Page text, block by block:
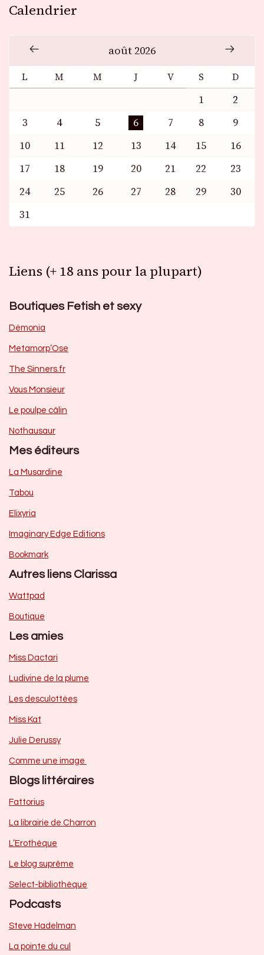
Calendrier
août 2026
L M M J V S D
1
2
3
4 5 6 7 8
9
10
11 12 13 14 15
16
17
18 19 20 21 22
23
24
25 26 27 28 29
30
31
Liens (+ 18 ans pour la plupart)
Boutiques Fetish et sexy
Dèmonia
Metamorp’Ose
The Sinners.fr
Vous Monsieur
Le poulpe câlin
Nothausaur
Mes éditeurs
La Musardine
Tabou
Elixyria
Imaginary Edge Editions
Bookmark
Autres liens Clarissa
Wattpad
Boutique
Les amies
Miss Dactari
Ludivine de la plume
Les desculottées
Miss Kat
Julie Derussy
Comme une image
Blogs littéraires
Fattorius
La librairie de Charron
L’Erothèque
Le blog suprême
Select-bibliothèque
Podcasts
Steve Hadelman
La pointe du cul